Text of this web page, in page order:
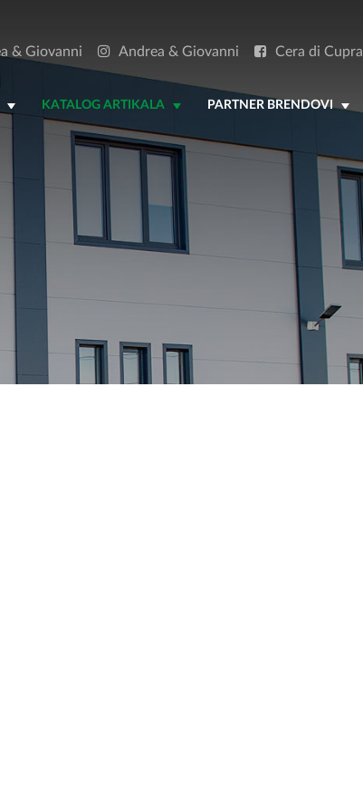
& Giovanni Andrea & Giovanni Cera di Cupra
KATALOG ARTIKALA PARTNER BRENDOVI